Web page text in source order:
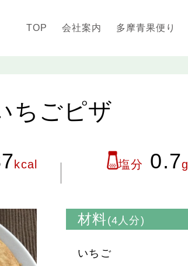
TOP 会社案内 多摩青果便り
ちごピザ
kcal 塩分 0.7g
材料 (4人分)
いちご